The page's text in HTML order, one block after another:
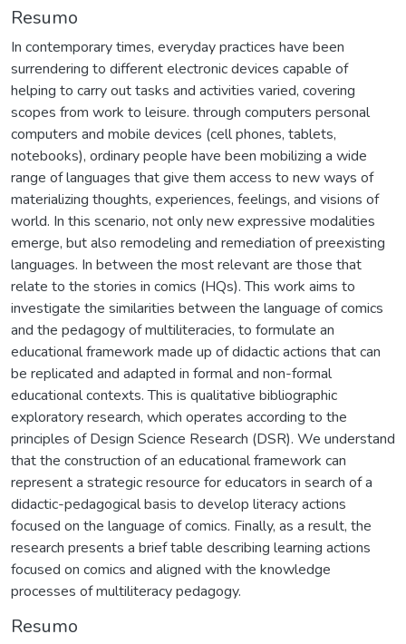
Resumo
In contemporary times, everyday practices have been
surrendering to different electronic devices capable of
helping to carry out tasks and activities varied, covering
scopes from work to leisure. through computers personal
computers and mobile devices (cell phones, tablets,
notebooks), ordinary people have been mobilizing a wide
range of languages that give them access to new ways of
materializing thoughts, experiences, feelings, and visions of
world. In this scenario, not only new expressive modalities
emerge, but also remodeling and remediation of preexisting
languages. In between the most relevant are those that
relate to the stories in comics (HQs). This work aims to
investigate the similarities between the language of comics
and the pedagogy of multiliteracies, to formulate an
educational framework made up of didactic actions that can
be replicated and adapted in formal and non-formal
educational contexts. This is qualitative bibliographic
exploratory research, which operates according to the
principles of Design Science Research (DSR). We understand
that the construction of an educational framework can
represent a strategic resource for educators in search of a
didactic-pedagogical basis to develop literacy actions
focused on the language of comics. Finally, as a result, the
research presents a brief table describing learning actions
focused on comics and aligned with the knowledge
processes of multiliteracy pedagogy.
Resumo